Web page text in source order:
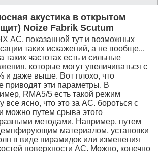
акустика в открытом
Noize Fabrik Scutum
АС, показанной тут и возможных
таких искажений, а не вообще...
таких частотах есть и сильные
которые могут увеличиваться с
и даже выше. Вот плохо, что
приводят эти параметры. В
RMA5/5 есть такой режим
все ясно, что это за АС. бороться с
можно путем срыва этого
методами. Например, путем
материалом, установки
в виде пирамидок или изменения
поверхности АС. Можно, конечно